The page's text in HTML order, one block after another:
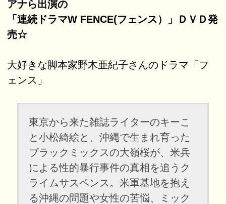
アナら出演の
「連続ドラマW FENCE(フェンス）」ＤＶＤ発
売☆
大好きな脚本家野木亜紀子さんのドラマ「フ
ェンス」
東京から来た雑誌ライターのキーこ
と小松綺絵と、沖縄で生まれ育った
ブラックミックスの大嶺桜が、米兵
による性的暴行事件の真相を追うク
ライムサスペンス。米軍基地を抱え
る沖縄の問題や女性の苦悩、ミック